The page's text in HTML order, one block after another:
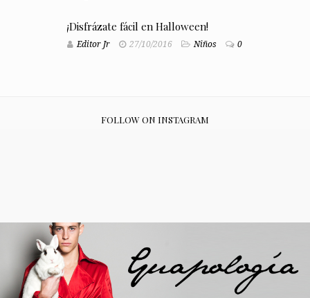
¡Disfrázate fácil en Halloween!
Editor Jr 27/10/2016 Niños 0
FOLLOW ON INSTAGRAM